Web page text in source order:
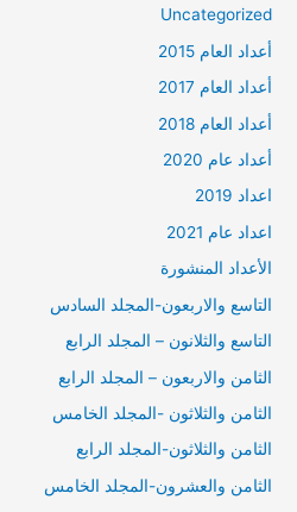
Uncategorized
أعداد العام 2015
أعداد العام 2017
أعداد العام 2018
أعداد عام 2020
اعداد 2019
اعداد عام 2021
الأعداد المنشورة
التاسع والاربعون-المجلد السادس
التاسع والثلانون – المجلد الرابع
الثامن والاربعون – المجلد الرابع
الثامن والثلاثون -المجلد الخامس
الثامن والثلاثون-المجلد الرابع
الثامن والعشرون-المجلد الخامس